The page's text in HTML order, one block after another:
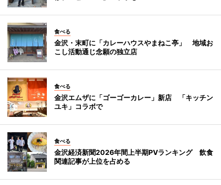
食べる
金沢・末町に「カレーハウスやまねこ亭」 地域お
こし活動通じ念願の独立店
食べる
金沢エムザに「ゴーゴーカレー」新店 「キッチン
ユキ」コラボで
食べる
金沢経済新聞2026年間上半期PVランキング 飲食
関連記事が上位を占める